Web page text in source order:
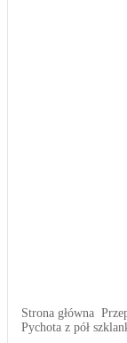
Strona główna
Pychota z pół